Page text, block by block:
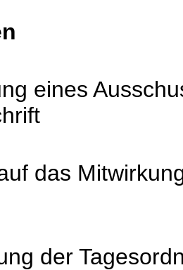
eines
das
der